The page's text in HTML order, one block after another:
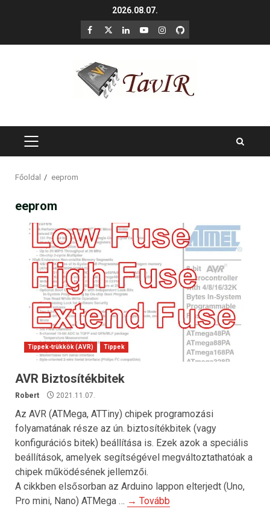
2026.08.07.
F X LinkedIn
YouTubeInstagram
GitHub
PRIMARY
Főoldal eeprom
eeprom
Tippek-trükkök (AVR) Tippek
AVR Biztosítékbitek
Robert 2021.11.07.
Az AVR (ATMega, ATTiny) chipek programozási
folyamatának része az ún. biztosítékbitek (vagy
konfigurációs bitek) beállítása is. Ezek azok a speciális
beállítások, amelyek segítségével megváltoztathatóak a
chipek működésének jellemzői.
A cikkben elsősorban az Arduino lappon elterjedt (Uno,
Pro mini, Nano) ATMega … → Tovább